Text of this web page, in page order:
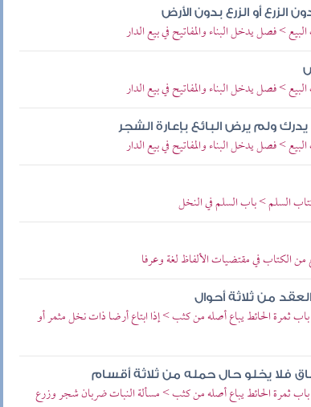
الزرع أو الزرع بدون الأرض
> فصل يدخل البناء والمفاتيح في بيع الدار
> فصل يدخل البناء والمفاتيح في بيع الدار
ولم يرض البائع بإعارة الشجر
> فصل يدخل البناء والمفاتيح في بيع الدار
السلم > باب السلم في النخل
من الكتاب في مقتضيات الألفاظ لغة وعرفا
من ثلاثة أحوال
ثمرة الحائط يباع أصله من كثب > إذا ابتاع أرضا ذات نخل مثمر أو
فلا يخلو حال حمله من ثلاثة أقسام
ثمرة الحائط يباع أصله من كثب > مسألة النبات ضربان شجر وزرع